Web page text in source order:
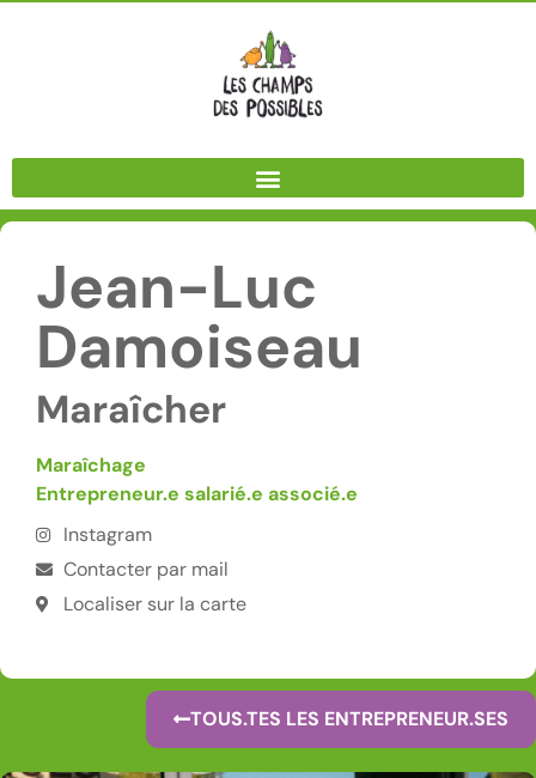
Jean-Luc
Damoiseau
Maraîcher
Maraîchage
Entrepreneur.e salarié.e associé.e
Instagram
Contacter par mail
Localiser sur la carte
TOUS.TES LES ENTREPRENEUR.SES